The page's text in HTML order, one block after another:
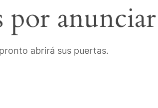
por anunciar
abrirá sus puertas.